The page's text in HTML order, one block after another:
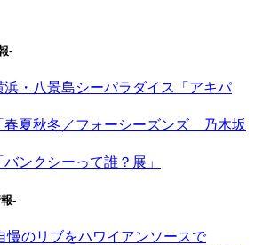
-
浜・八景島シーパラダイス「アキパ
春夏秋冬／フォーシーズンズ 乃木坂
バンクシーって誰？展」
-
慢のリブをハワイアンソースで